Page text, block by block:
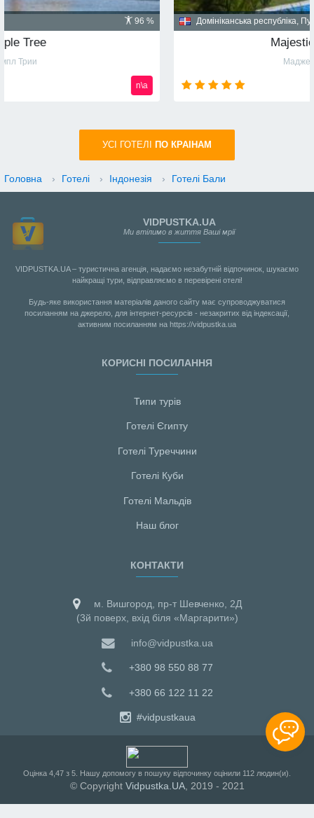
91 %
Домініканська республіка, Пунта Кана
УСI ГОТЕЛІ ПО КРАIНАМ
Головна › Готелі › Індонезія › Готелі Бали
VIDPUSTKA.UA
Ми втілимо в життя Ваші мрії
VIDPUSTKA.UA – туристична агенція, надаємо незабутній відпочинок, шукаємо
найкращі тури, відправляємо в перевірені отелі!
Будь-яке використання матеріалів даного сайту має супроводжуватися
посиланням на джерело, для інтернет-ресурсів - незакритих від індексації,
активним посиланням на https://vidpustka.ua
КОРИСНІ ПОСИЛАННЯ
Типи турів
Готелі Єгипту
Готелі Туреччини
Готелі Куби
Готелі Мальдiв
Наш блог
КОНТАКТИ
м. Вишгород, пр-т Шевченко, 2Д
(3й поверх, вхід біля «Маргарити»)
info@vidpustka.ua
+380 98 550 88 77
+380 66 122 11 22
#vidpustkaua
Оцiнка 4,47 з 5 . Нашу допомогу в пошуку відпочинку оцінили 112 людин(и).
© Copyright Vidpustka.UA, 2019 - 2021